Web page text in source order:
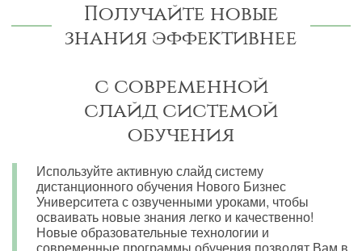
Получайте новые
знания эффективнее
с современной
слайд системой
обучения
Используйте активную слайд систему
дистанционного обучения Нового Бизнес
Университета с озвученными уроками, чтобы
осваивать новые знания легко и качественно!
Новые образовательные технологии и
современные программы обучения позволят Вам в